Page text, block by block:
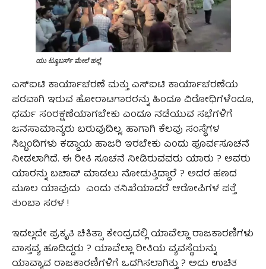
ಯು ಟ್ಯೂಬರ್ಸ್‌ ಮೇಲೆ ಹಲ್ಲೆ
ಎಸ್ಐಟಿ ಕಾರ್ಯಾಚರಣೆ ಮತ್ತು ಎಸ್ಐಟಿ ಕಾರ್ಯಾಚರಣೆಯ
ಪರವಾಗಿ ಇರುವ ಹೋರಾಟಗಾರರನ್ನು ಹಿಂದೂ ವಿರೋಧಿಗಳೆಂದೂ,
ಧರ್ಮ ಸಂರಕ್ಷಣೆಯಾಗಬೇಕು ಎಂದೂ ನಡೆಯುವ ಸಭೆಗಳಿಗೆ
ಜನಸಾಮಾನ್ಯರು ಬರುವುದಿಲ್ಲ. ಹಾಗಾಗಿ ಕೆಲವು ಸಂಸ್ಥೆಗಳ
ಸಿಬ್ಬಂದಿಗಳು ಕಡ್ಡಾಯ ಹಾಜರಿ ಇರಬೇಕು ಎಂದು ಪೂರ್ವಸೂಚನೆ
ನೀಡಲಾಗಿದೆ. ಈ ರೀತಿ ಸೂಚನೆ ನೀಡಿರುವವರು ಯಾರು ? ಅವರು
ಯಾರನ್ನು ಬಚಾವ್ ಮಾಡಲು ನೋಡುತ್ತಿದ್ದಾರೆ ? ಅದರ ಹಣದ
ಮೂಲ ಯಾವುದು ಎಂದು ತನಿಖೆಯಾದರೆ ಆರೋಪಿಗಳ ಪತ್ತೆ
ತುಂಬಾ ಸರಳ !
ಇದಲ್ಲದೇ ಪ್ರಕೃತಿ ಚಿಕಿತ್ಸಾ ಕೇಂದ್ರದಲ್ಲಿ ಯಾವೆಲ್ಲಾ ರಾಜಕಾರಣಿಗಳು
ವಾಸ್ತವ್ಯ ಹೂಡಿದ್ದರು ? ಯಾವೆಲ್ಲಾ ರೀತಿಯ ವ್ಯವಸ್ಥೆಯನ್ನು
ಯಾವ್ಯಾವ ರಾಜಕಾರಣಿಗಳಿಗೆ ಒದಗಿಸಲಾಗಿತ್ತು ? ಅದು ಉಚಿತ